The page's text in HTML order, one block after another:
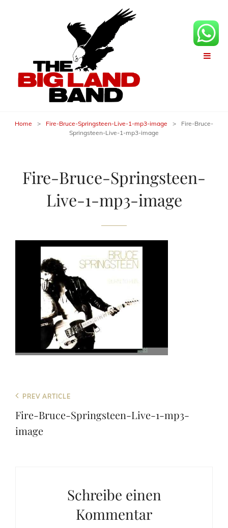
Home > Fire-Bruce-Springsteen-Live-1-mp3-image >
Fire-Bruce-
Springsteen-Live-1-mp3-image
Fire-Bruce-Springsteen-
Live-1-mp3-image
Beitragsnavigation
Previous
Post
PREV ARTICLE
Fire-Bruce-Springsteen-Live-1-mp3-
image
Schreibe einen
Kommentar